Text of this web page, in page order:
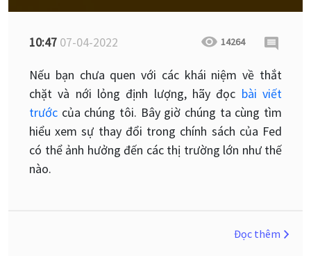
10:47 07-04-2022 14264
Nếu bạn chưa quen với các khái niệm về thắt
chặt và nới lỏng định lượng, hãy đọc bài viết
trước của chúng tôi. Bây giờ chúng ta cùng tìm
hiểu xem sự thay đổi trong chính sách của Fed
có thể ảnh hưởng đến các thị trường lớn như thế
nào.
Đọc thêm